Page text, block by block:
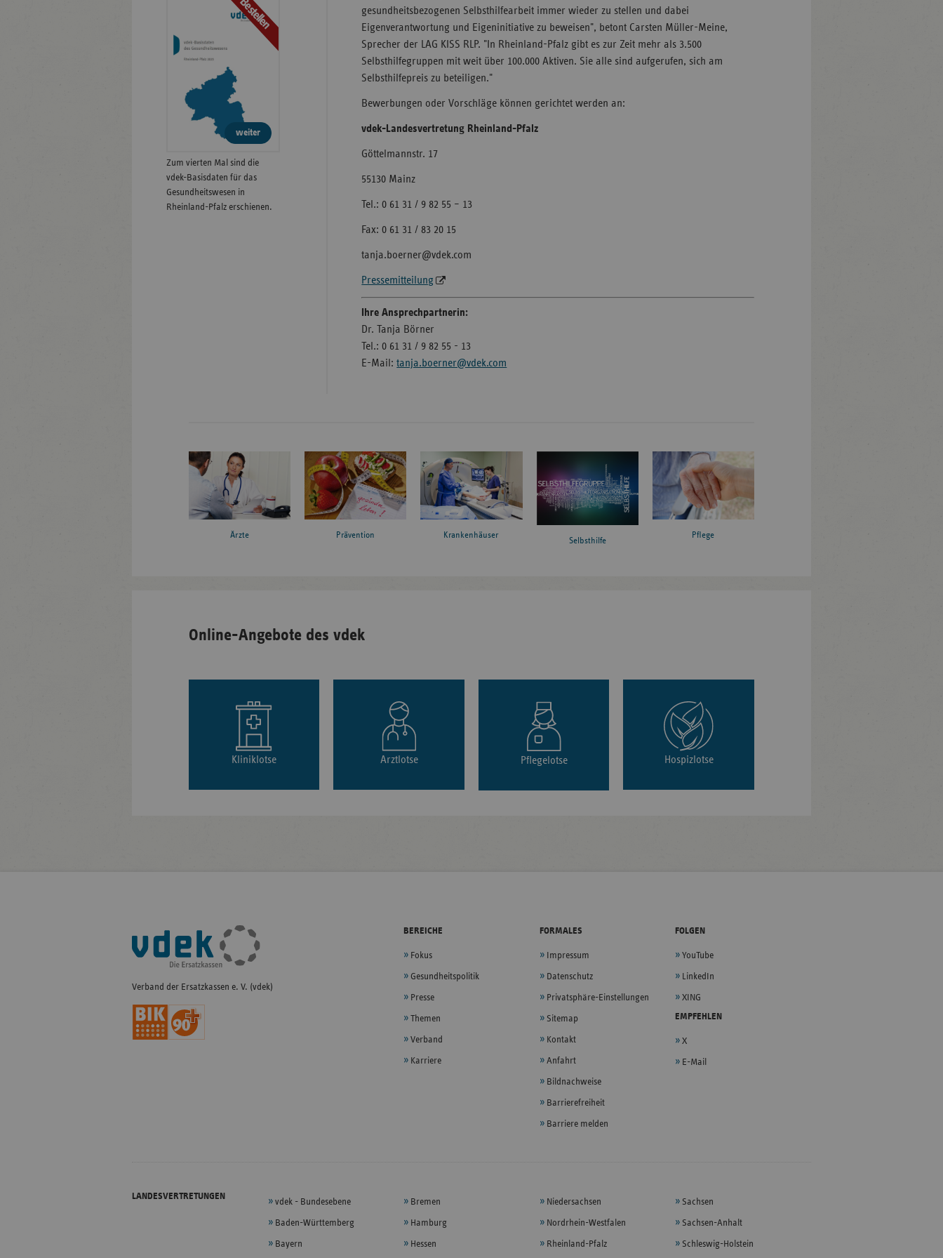
gesundheitsbezogenen Selbsthilfearbeit immer wieder zu stellen und dabei
Eigenverantwortung und Eigeninitiative zu beweisen", betont Carsten Müller-Meine,
Sprecher der LAG KISS RLP. "In Rheinland-Pfalz gibt es zur Zeit mehr als 3.500
Selbsthilfegruppen mit weit über 100.000 Aktiven. Sie alle sind aufgerufen, sich am
Selbsthilfepreis zu beteiligen."
Bewerbungen oder Vorschläge können gerichtet werden an:
vdek-Landesvertretung Rheinland-Pfalz
Göttelmannstr. 17
55130 Mainz
Tel.: 0 61 31 / 9 82 55 – 13
Fax: 0 61 31 / 83 20 15
tanja.boerner@vdek.com
Pressemitteilung
Ihre Ansprechpartnerin:
Dr. Tanja Börner
Tel.: 0 61 31 / 9 82 55 - 13
E-Mail:tanja.boerner@vdek.com
Bestellen
weiter
Zum vierten Mal sind die
vdek-Basisdaten für das
Gesundheitswesen in
Rheinland-Pfalz erschienen.
Ärzte Prävention Krankenhäuser
Selbsthilfe
Pflege
Online-Angebote des vdek
Kliniklotse Arztlotse Pflegelotse Hospizlotse
Fußleisten-
Navigation
Verband der Ersatzkassen e. V. (vdek)
BEREICHE
Fokus
Gesundheitspolitik
Presse
Themen
Verband
Karriere
FORMALES
Impressum
Datenschutz
Privatsphäre-Einstellungen
Sitemap
Kontakt
Anfahrt
Bildnachweise
Barrierefreiheit
Barriere melden
FOLGEN
YouTube
LinkedIn
XING
EMPFEHLEN
X
E-Mail
LANDESVERTRETUNGEN
vdek - Bundesebene
Baden-Württemberg
Bayern
Bremen
Hamburg
Hessen
Niedersachsen
Nordrhein-Westfalen
Rheinland-Pfalz
Sachsen
Sachsen-Anhalt
Schleswig-Holstein